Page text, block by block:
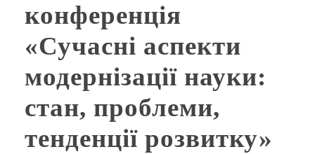
конференція
«Сучасні аспекти
модернізації науки:
стан, проблеми,
тенденції розвитку»